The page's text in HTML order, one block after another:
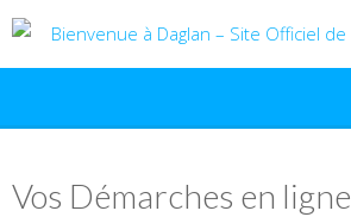
Vos Démarches en ligne